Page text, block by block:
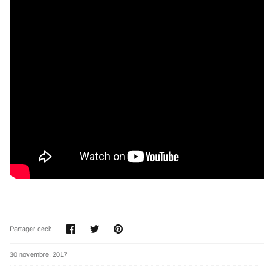
Partager ceci: PartagerTweeterÉpingler
30 novembre, 2017